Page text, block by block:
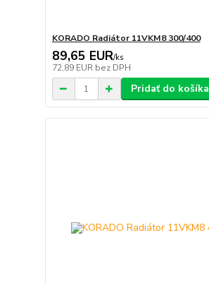
KORADO Radiátor 11VKM8 300/400
89,65 EUR/ks
72,89 EUR bez DPH
Pridať do košíka